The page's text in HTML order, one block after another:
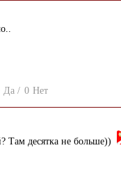
Да / 0 Нет
Там десятка не больше))